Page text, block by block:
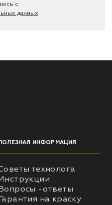
с
данных
ИНФОРМАЦИЯ
технолога
-ответы
на краску